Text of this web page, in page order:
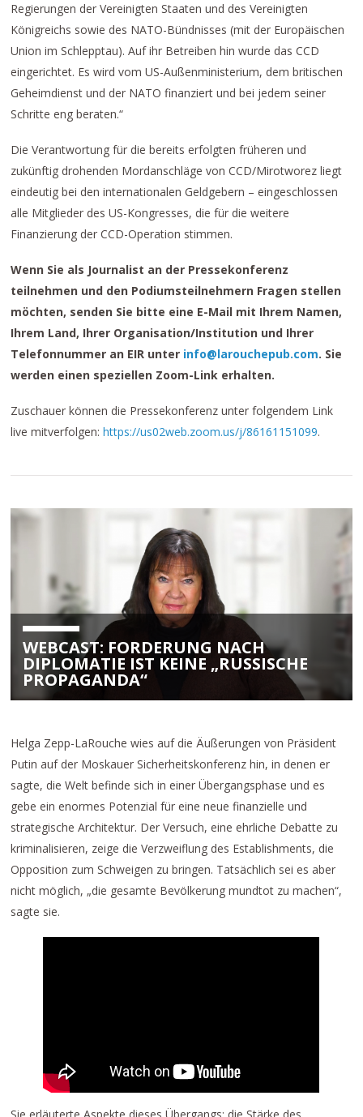
Regierungen der Vereinigten Staaten und des Vereinigten
Königreichs sowie des NATO-Bündnisses (mit der Europäischen
Union im Schlepptau). Auf ihr Betreiben hin wurde das CCD
eingerichtet. Es wird vom US-Außenministerium, dem britischen
Geheimdienst und der NATO finanziert und bei jedem seiner
Schritte eng beraten.“
Die Verantwortung für die bereits erfolgten früheren und
zukünftig drohenden Mordanschläge von CCD/Mirotworez liegt
eindeutig bei den internationalen Geldgebern – eingeschlossen
alle Mitglieder des US-Kongresses, die für die weitere
Finanzierung der CCD-Operation stimmen.
Wenn Sie als Journalist an der Pressekonferenz
teilnehmen und den Podiumsteilnehmern Fragen stellen
möchten, senden Sie bitte eine E-Mail mit Ihrem Namen,
Ihrem Land, Ihrer Organisation/Institution und Ihrer
Telefonnummer an EIR unter info@larouchepub.com. Sie
werden einen speziellen Zoom-Link erhalten.
Zuschauer können die Pressekonferenz unter folgendem Link
live mitverfolgen:https://us02web.zoom.us/j/86161151099.
WEBCAST: FORDERUNG NACH
DIPLOMATIE IST KEINE „RUSSISCHE
PROPAGANDA“
Helga Zepp-LaRouche wies auf die Äußerungen von Präsident
Putin auf der Moskauer Sicherheitskonferenz hin, in denen er
sagte, die Welt befinde sich in einer Übergangsphase und es
gebe ein enormes Potenzial für eine neue finanzielle und
strategische Architektur. Der Versuch, eine ehrliche Debatte zu
kriminalisieren, zeige die Verzweiflung des Establishments, die
Opposition zum Schweigen zu bringen. Tatsächlich sei es aber
nicht möglich, „die gesamte Bevölkerung mundtot zu machen“,
sagte sie.